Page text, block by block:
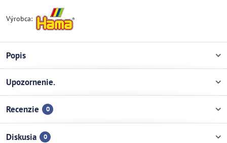
Výrobca:
Popis
Upozornenie.
Recenzie 0
Diskusia 0